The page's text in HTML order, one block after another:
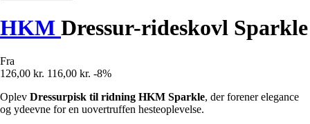
HKM Dressur-rideskovl Sparkle
Fra
126,00 kr. 116,00 kr. -8%
Oplev Dressurpisk til ridning HKM Sparkle, der forener elegance
og ydeevne for en uovertruffen hesteoplevelse.